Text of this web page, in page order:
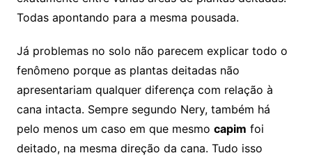
Todas apontando para a mesma pousada.
Já problemas no solo não parecem explicar todo o
fenômeno porque as plantas deitadas não
apresentariam qualquer diferença com relação à
cana intacta. Sempre segundo Nery, também há
pelo menos um caso em que mesmo capim foi
deitado, na mesma direção da cana. Tudo isso